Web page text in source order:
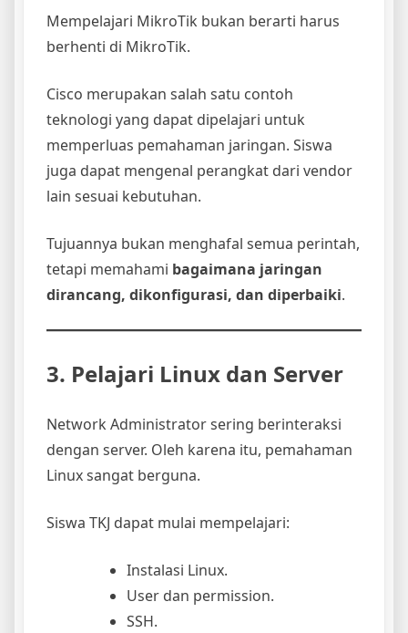
Mempelajari MikroTik bukan berarti harus
berhenti di MikroTik.
Cisco merupakan salah satu contoh
teknologi yang dapat dipelajari untuk
memperluas pemahaman jaringan. Siswa
juga dapat mengenal perangkat dari vendor
lain sesuai kebutuhan.
Tujuannya bukan menghafal semua perintah,
tetapi memahami bagaimana jaringan
dirancang, dikonfigurasi, dan diperbaiki.
3. Pelajari Linux dan Server
Network Administrator sering berinteraksi
dengan server. Oleh karena itu, pemahaman
Linux sangat berguna.
Siswa TKJ dapat mulai mempelajari:
Instalasi Linux.
User dan permission.
SSH.